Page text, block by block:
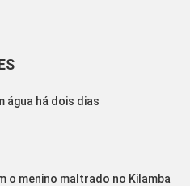
água há dois dias
o menino maltrado no Kilamba